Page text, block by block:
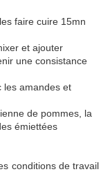
faire cuire 15mn
et ajouter
une consistance
les amandes et
de pommes, la
émiettées
conditions de travail